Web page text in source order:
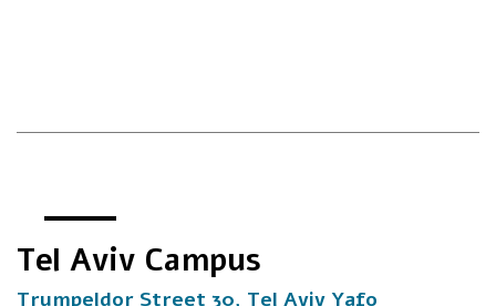
Tel Aviv Campus
Trumpeldor Street 30, Tel Aviv Yafo